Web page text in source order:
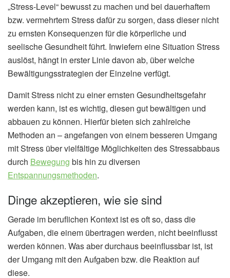
„Stress-Level“ bewusst zu machen und bei dauerhaftem
bzw. vermehrtem Stress dafür zu sorgen, dass dieser nicht
zu ernsten Konsequenzen für die körperliche und
seelische Gesundheit führt. Inwiefern eine Situation Stress
auslöst, hängt in erster Linie davon ab, über welche
Bewältigungsstrategien der Einzelne verfügt.
Damit Stress nicht zu einer ernsten Gesundheitsgefahr
werden kann, ist es wichtig, diesen gut bewältigen und
abbauen zu können. Hierfür bieten sich zahlreiche
Methoden an – angefangen von einem besseren Umgang
mit Stress über vielfältige Möglichkeiten des Stressabbaus
durch Bewegung bis hin zu diversen
Entspannungsmethoden.
Dinge akzeptieren, wie sie sind
Gerade im beruflichen Kontext ist es oft so, dass die
Aufgaben, die einem übertragen werden, nicht beeinflusst
werden können. Was aber durchaus beeinflussbar ist, ist
der Umgang mit den Aufgaben bzw. die Reaktion auf
diese.